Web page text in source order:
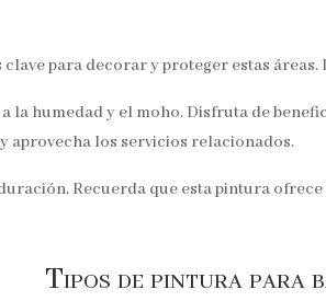
para decorar y proteger estas
la humedad y el moho. Disfruta de
aprovecha los servicios relacionados.
Recuerda que esta pintura ofrece
Tipos de pintura para